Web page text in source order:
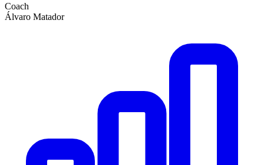
Coach
Álvaro Matador